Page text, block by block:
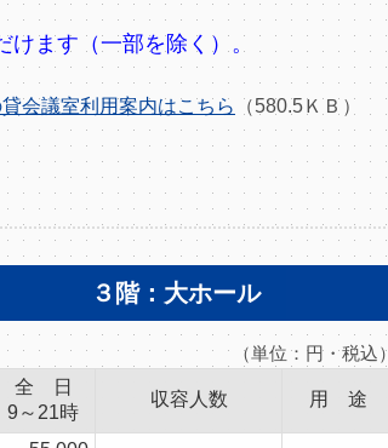
ます（一部を除く）。
会議室利用案内はこちら （580.5ＫＢ）
３階：大ホール
（単位：円・税込）
全 日
9～21時
収容人数 用 途